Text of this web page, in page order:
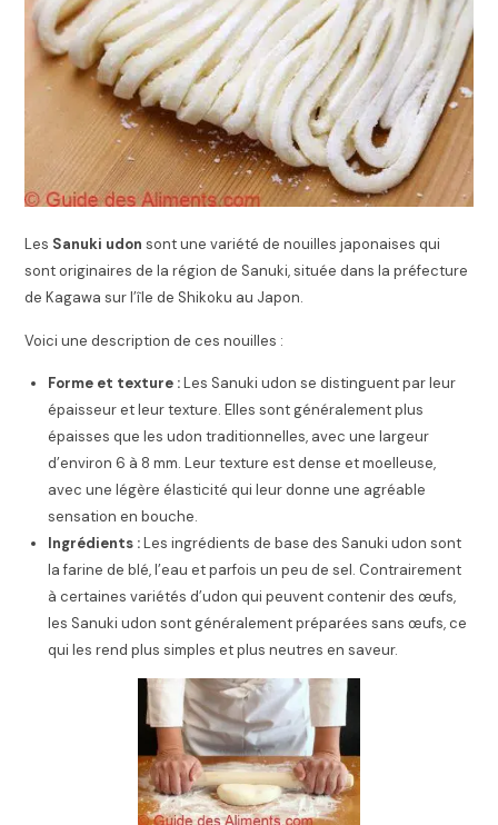
Les Sanuki udon sont une variété de nouilles japonaises qui
sont originaires de la région de Sanuki, située dans la préfecture
de Kagawa sur l’île de Shikoku au Japon.
Voici une description de ces nouilles :
Forme et texture :Les Sanuki udon se distinguent par leur
épaisseur et leur texture. Elles sont généralement plus
épaisses que les udon traditionnelles, avec une largeur
d’environ 6 à 8 mm. Leur texture est dense et moelleuse,
avec une légère élasticité qui leur donne une agréable
sensation en bouche.
Ingrédients :Les ingrédients de base des Sanuki udon sont
la farine de blé, l’eau et parfois un peu de sel. Contrairement
à certaines variétés d’udon qui peuvent contenir des œufs,
les Sanuki udon sont généralement préparées sans œufs, ce
qui les rend plus simples et plus neutres en saveur.